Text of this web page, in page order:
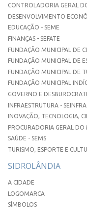
CONTROLADORIA GERAL
DESENVOLVIMENTO
EDUCAÇÃO - SEME
FINANÇAS - SEFATE
FUNDAÇÃO MUNICIPAL DE
FUNDAÇÃO MUNICIPAL DE
FUNDAÇÃO MUNICIPAL DE
FUNDAÇÃO MUNICIPAL
GOVERNO E
INFRAESTRUTURA - SEINFRA
INOVAÇÃO, TECNOLOGIA,
PROCURADORIA GERAL DO
SAÚDE - SEMS
TURISMO, ESPORTE E
SIDROLÂNDIA
A CIDADE
LOGOMARCA
SÍMBOLOS